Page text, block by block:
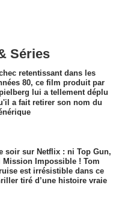
Séries
retentissant dans les
80, ce film produit par
lui a tellement déplu
a fait retirer son nom du
soir sur Netflix : ni Top Gun,
Mission Impossible ! Tom
est irrésistible dans ce
tiré d’une histoire vraie